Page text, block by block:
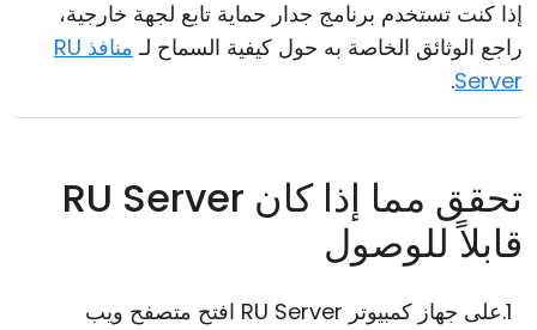
إذا كنت تستخدم برنامج جدار حماية تابع لجهة خارجية،
راجع الوثائق الخاصة به حول كيفية السماح لـ
منافذ RU
Server
.
تحقق مما إذا كان RU Server
قابلاً للوصول
على جهاز كمبيوتر RU Server افتح متصفح ويب